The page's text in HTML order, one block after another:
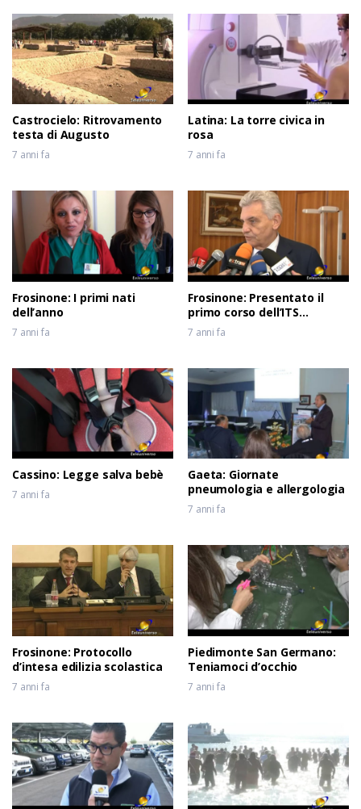
VITERBO: Dermopigmentista
malate oncologiche
2 anni fa
Castrocielo: Ritrovamento
testa di Augusto
7 anni fa
Latina: La torre civica in
rosa
7 anni fa
Frosinone: I primi nati
dell’anno
7 anni fa
Frosinone: Presentato il
primo corso dell’ITS
Meccatronico del Lazio
7 anni fa
Cassino: Legge salva bebè
7 anni fa
Gaeta: Giornate
pneumologia e allergologia
7 anni fa
Frosinone: Protocollo
d’intesa edilizia scolastica
7 anni fa
Piedimonte San Germano:
Teniamoci d’occhio
7 anni fa